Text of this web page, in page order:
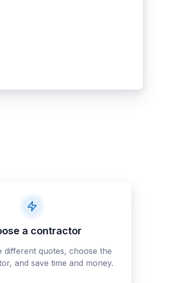
a contractor
different quotes, choose the
and save time and money.